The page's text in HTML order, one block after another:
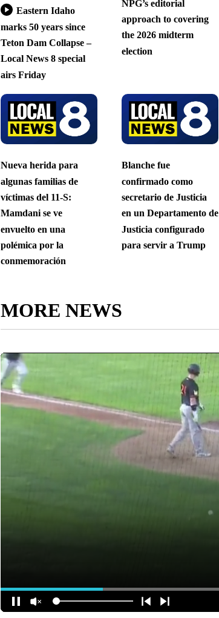
Eastern Idaho
marks 50 years since
Teton Dam Collapse –
Local News 8 special
airs Friday
NPG’s editorial
approach to covering
the 2026 midterm
election
Nueva herida para
algunas familias de
víctimas del 11-S:
Mamdani se ve
envuelto en una
polémica por la
conmemoración
Blanche fue
confirmado como
secretario de Justicia
en un Departamento de
Justicia configurado
para servir a Trump
MORE NEWS